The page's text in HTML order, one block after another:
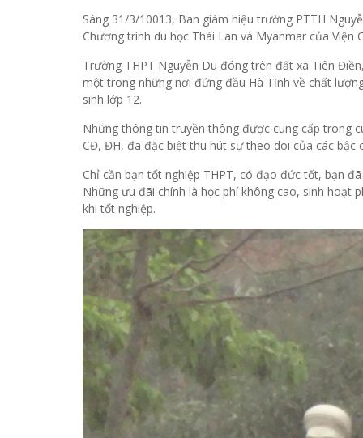
Sáng 31/3/10013, Ban giám hiệu trường PTTH
Chương trình du học Thái Lan và Myanmar của Viện
Trường THPT Nguyễn Du đóng trên đất xã Tiên
một trong những nơi đứng đầu Hà Tĩnh về chất
sinh lớp 12.
Những thông tin truyền thông được cung cấp trong
CĐ, ĐH, đã đặc biệt thu hút sự theo dõi của các bậc
Chỉ cần bạn tốt nghiệp THPT, có đạo đức tốt, bạn
Những ưu đãi chính là học phí không cao, sinh hoạt
khi tốt nghiệp.